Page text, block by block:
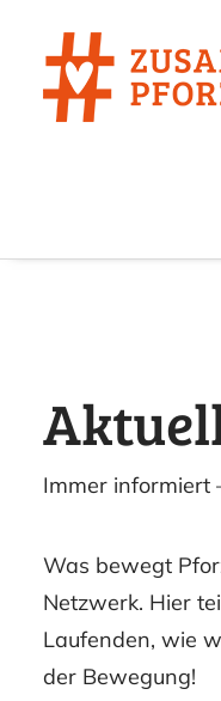
Immer informiert
Was bewegt
Netzwerk. Hier
Laufenden, wie
der Bewegung!